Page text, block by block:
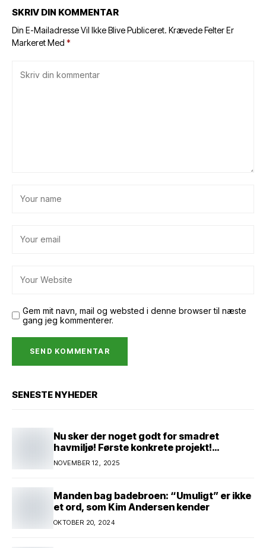
SKRIV DIN KOMMENTAR
Din E-Mailadresse Vil Ikke Blive Publiceret. Krævede Felter Er
Markeret Med *
Gem mit navn, mail og websted i denne browser til næste
gang jeg kommenterer.
SENESTE NYHEDER
Nu sker der noget godt for smadret
havmiljø! Første konkrete projekt!
Genopretning af natur i lavbundsområde
ved Eltang Vig! 31 hektar! 2,5 millioner
NOVEMBER 12, 2025
Manden bag badebroen: “Umuligt” er ikke
et ord, som Kim Andersen kender
OKTOBER 20, 2024